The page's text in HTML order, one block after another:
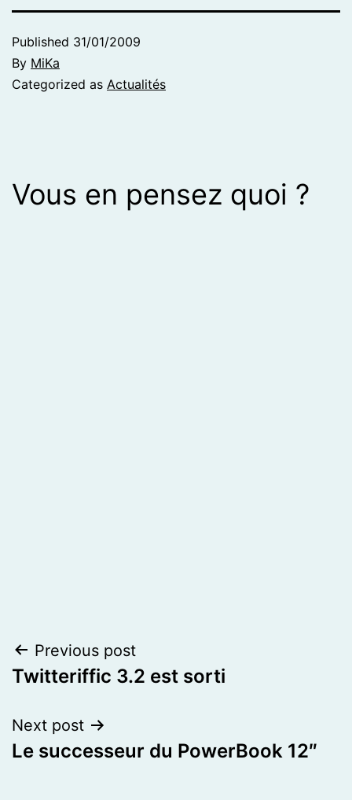
Published 31/01/2009
By MiKa
Categorized as Actualités
Vous en pensez quoi ?
Post
navigation
Previous post
Twitteriffic 3.2 est sorti
Next post
Le successeur du PowerBook 12″